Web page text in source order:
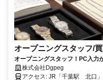
オープニングスタッフ/
オープニングスタッフ！PC入力
ワーク
株式会社Dgpeg
アクセス: JR「千葉駅 北